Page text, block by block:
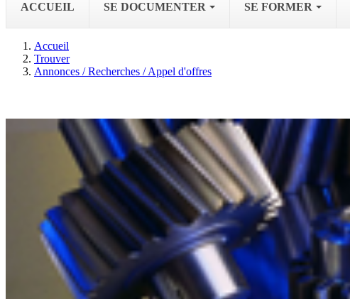
ACCUEIL SE DOCUMENTER SE FORMER
Accueil
Trouver
Annonces / Recherches / Appel d'offres